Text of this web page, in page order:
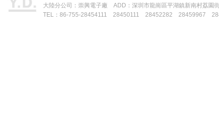
大陸分公司：崇興電子廠 ADD：深圳市龍崗區平湖鎮新南村荔
TEL：86-755-28454111 28450111 28452282 28459967